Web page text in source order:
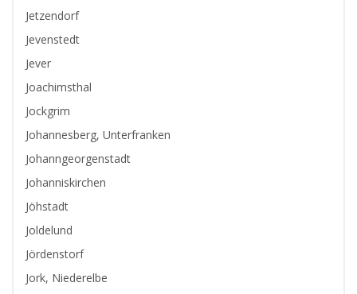
Jetzendorf
Jevenstedt
Jever
Joachimsthal
Jockgrim
Johannesberg, Unterfranken
Johanngeorgenstadt
Johanniskirchen
Jöhstadt
Joldelund
Jördenstorf
Jork, Niederelbe